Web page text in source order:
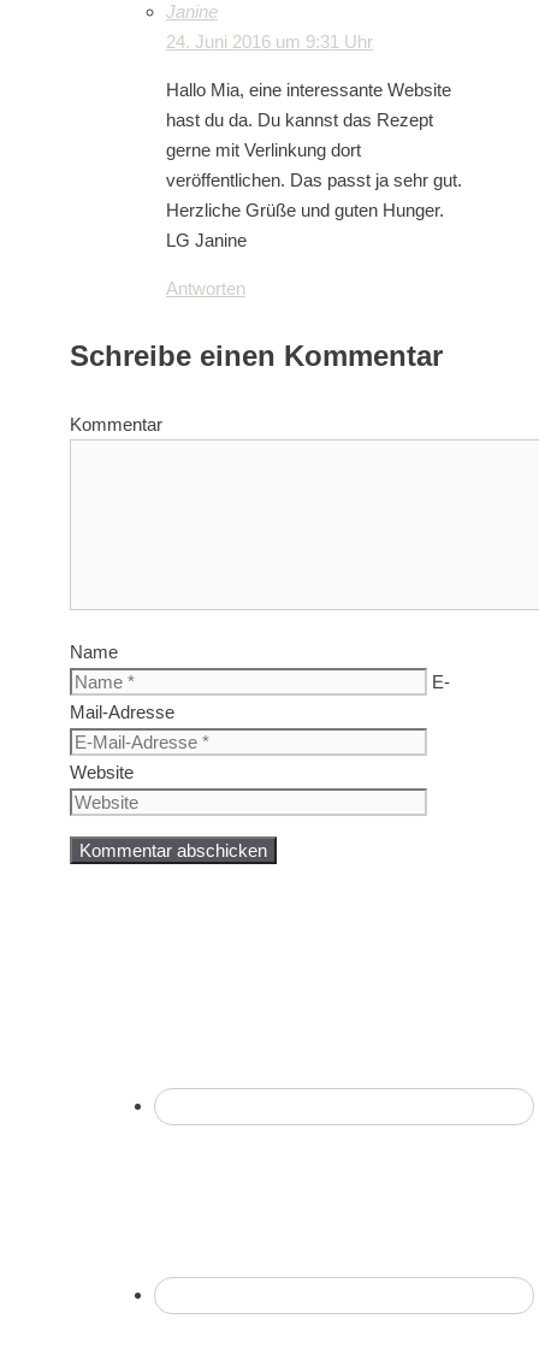
Janine
24. Juni 2016 um 9:31 Uhr
Hallo Mia, eine interessante Website
hast du da. Du kannst das Rezept
gerne mit Verlinkung dort
veröffentlichen. Das passt ja sehr gut.
Herzliche Grüße und guten Hunger.
LG Janine
Antworten
Schreibe einen Kommentar
Kommentar
Name
E-
Mail-Adresse
Website